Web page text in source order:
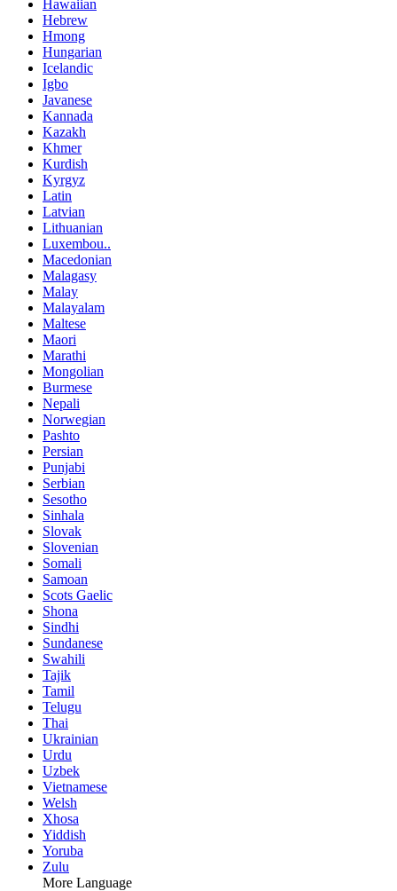
Hawaiian
Hebrew
Hmong
Hungarian
Icelandic
Igbo
Javanese
Kannada
Kazakh
Khmer
Kurdish
Kyrgyz
Latin
Latvian
Lithuanian
Luxembou..
Macedonian
Malagasy
Malay
Malayalam
Maltese
Maori
Marathi
Mongolian
Burmese
Nepali
Norwegian
Pashto
Persian
Punjabi
Serbian
Sesotho
Sinhala
Slovak
Slovenian
Somali
Samoan
Scots Gaelic
Shona
Sindhi
Sundanese
Swahili
Tajik
Tamil
Telugu
Thai
Ukrainian
Urdu
Uzbek
Vietnamese
Welsh
Xhosa
Yiddish
Yoruba
Zulu
More Language